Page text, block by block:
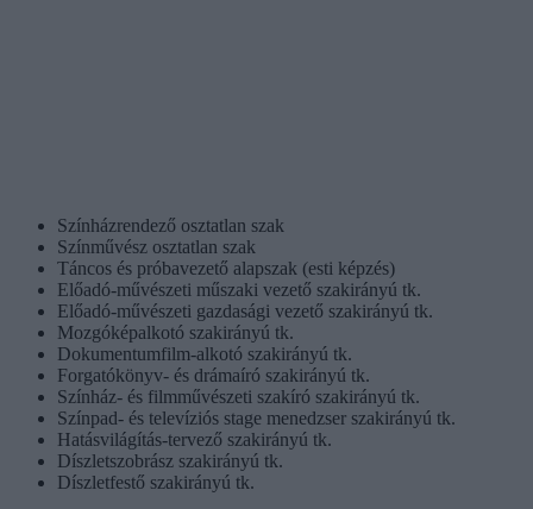
Színházrendező osztatlan szak
Színművész osztatlan szak
Táncos és próbavezető alapszak (esti képzés)
Előadó-művészeti műszaki vezető szakirányú tk.
Előadó-művészeti gazdasági vezető szakirányú tk.
Mozgóképalkotó szakirányú tk.
Dokumentumfilm-alkotó szakirányú tk.
Forgatókönyv- és drámaíró szakirányú tk.
Színház- és filmművészeti szakíró szakirányú tk.
Színpad- és televíziós stage menedzser szakirányú tk.
Hatásvilágítás-tervező szakirányú tk.
Díszletszobrász szakirányú tk.
Díszletfestő szakirányú tk.